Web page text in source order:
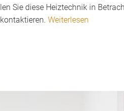
Sie diese Heiztechnik in
Weiterlesen